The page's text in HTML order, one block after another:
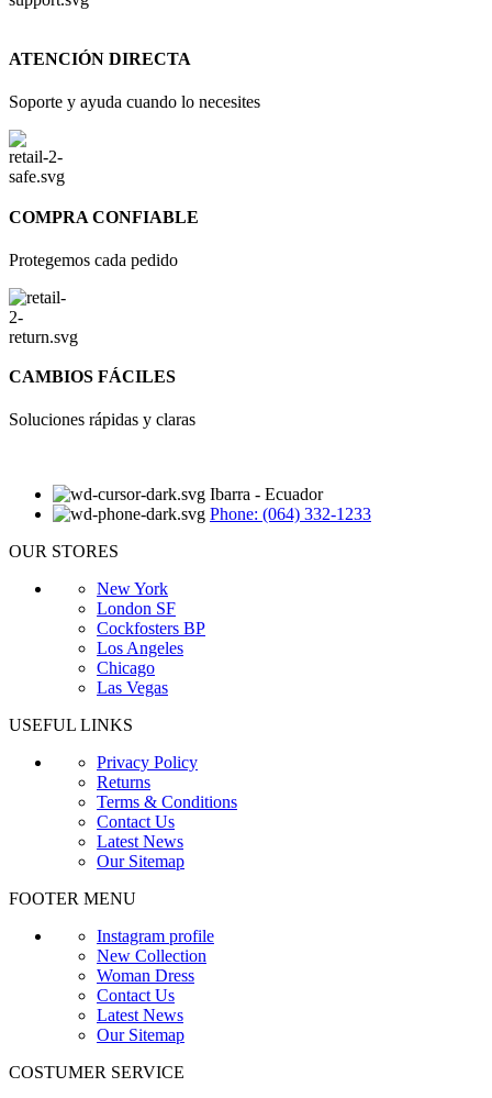
ATENCIÓN DIRECTA
Soporte y ayuda cuando lo necesites
COMPRA CONFIABLE
Protegemos cada pedido
CAMBIOS FÁCILES
Soluciones rápidas y claras
Ibarra - Ecuador
Phone: (064) 332-1233
OUR STORES
New York
London SF
Cockfosters BP
Los Angeles
Chicago
Las Vegas
USEFUL LINKS
Privacy Policy
Returns
Terms & Conditions
Contact Us
Latest News
Our Sitemap
FOOTER MENU
Instagram profile
New Collection
Woman Dress
Contact Us
Latest News
Our Sitemap
COSTUMER SERVICE